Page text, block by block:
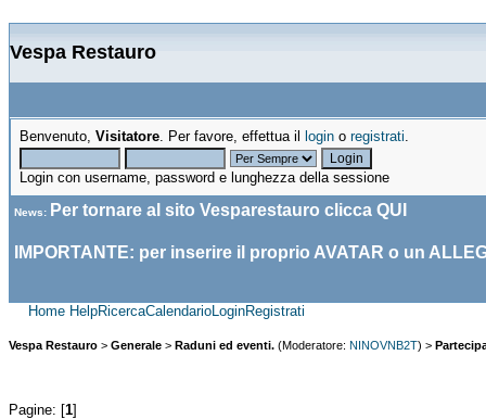
Vespa Restauro
Benvenuto, Visitatore. Per favore, effettua il login o registrati.
Login con username, password e lunghezza della sessione
News: Per tornare al sito Vesparestauro clicca QUI
IMPORTANTE: per inserire il proprio AVATAR o un
Home HelpRicercaCalendarioLoginRegistrati
Vespa Restauro > Generale > Raduni ed eventi. (Moderatore: NINOVNB2T) >
Pagine: [1]